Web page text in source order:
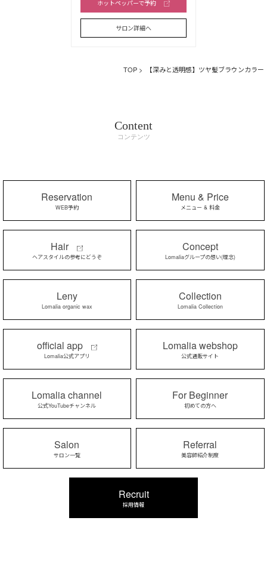
ホットペッパーで予約
サロン詳細へ
TOP > 【深みと透明感】ツヤ髪ブラウンカラー
Content
コンテンツ
Reservation
WEB予約
Menu & Price
メニュー & 料金
Hair
ヘアスタイルの参考にどうぞ
Concept
Lomaliaグループの想い(理念)
Leny
Lomalia organic wax
Collection
Lomalia Collection
official app
Lomalia公式アプリ
Lomalia webshop
公式通販サイト
Lomalia channel
公式YouTubeチャンネル
For Beginner
初めての方へ
Salon
サロン一覧
Referral
美容師紹介制度
Recruit
採用情報